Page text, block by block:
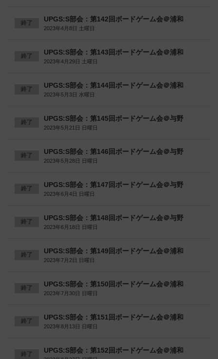
終了 UPGS:S部会：第142回ボードゲーム会＠浦和
2023年4月8日 土曜日
終了 UPGS:S部会：第143回ボードゲーム会＠浦和
2023年4月29日 土曜日
終了 UPGS:S部会：第144回ボードゲーム会＠浦和
2023年5月3日 水曜日
終了 UPGS:S部会：第145回ボードゲーム会＠与野
2023年5月21日 日曜日
終了 UPGS:S部会：第146回ボードゲーム会＠与野
2023年5月28日 日曜日
終了 UPGS:S部会：第147回ボードゲーム会＠与野
2023年6月4日 日曜日
終了 UPGS:S部会：第148回ボードゲーム会＠与野
2023年6月18日 日曜日
終了 UPGS:S部会：第149回ボードゲーム会＠浦和
2023年7月2日 日曜日
終了 UPGS:S部会：第150回ボードゲーム会＠浦和
2023年7月30日 日曜日
終了 UPGS:S部会：第151回ボードゲーム会＠浦和
2023年8月13日 日曜日
終了 UPGS:S部会：第152回ボードゲーム会＠浦和